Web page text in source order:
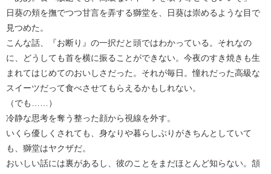
日葵の頬を撫でつつ甘言を弄する獅堂を、日葵は崇めるような目で
見つめた。
こんな話、『お断り』の一択だと頭ではわかっている。それなの
に、どうしても首を横に振ることができない。今夜のすき焼きも生
まれてはじめてのおいしさだった。それが毎日。憧れだった高級な
スイーツだって食べさせてもらえるかもしれない。
（でも……）
冷静な思考を奪う整った顔から視線を外す。
いくら優しくされても、身なりや暮らしぶりがきちんとしていて
も、獅堂はヤクザだ。
おいしい話には裏があるし、彼のことをまだほとんど知らない。頷